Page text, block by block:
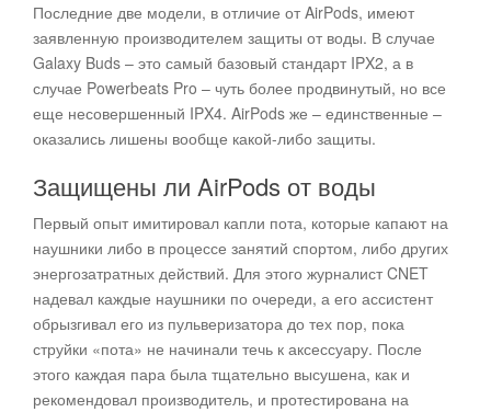
Последние две модели, в отличие от AirPods, имеют
заявленную производителем защиты от воды. В случае
Galaxy Buds – это самый базовый стандарт IPX2, а в
случае Powerbeats Pro – чуть более продвинутый, но все
еще несовершенный IPX4. AirPods же – единственные –
оказались лишены вообще какой-либо защиты.
Защищены ли AirPods от воды
Первый опыт имитировал капли пота, которые капают на
наушники либо в процессе занятий спортом, либо других
энергозатратных действий. Для этого журналист CNET
надевал каждые наушники по очереди, а его ассистент
обрызгивал его из пульверизатора до тех пор, пока
струйки «пота» не начинали течь к аксессуару. После
этого каждая пара была тщательно высушена, как и
рекомендовал производитель, и протестирована на